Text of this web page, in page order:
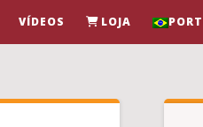
VÍDEOS LOJA